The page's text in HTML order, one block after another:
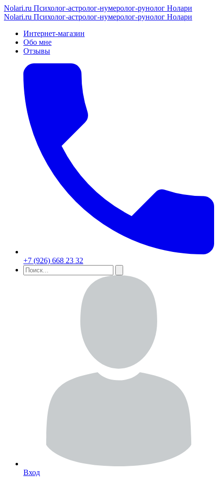
Nolari.ru Психолог-астролог-нумеролог-рунолог Нолари
Nolari.ru Психолог-астролог-нумеролог-рунолог Нолари
Интернет-магазин
Обо мне
Отзывы
+7 (926) 668 23 32
Вход